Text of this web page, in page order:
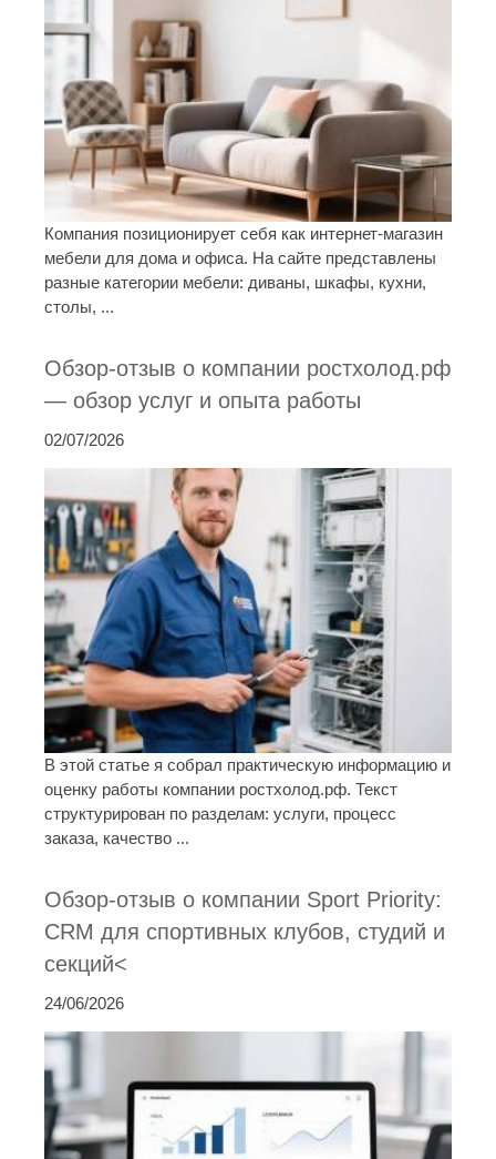
Компания позиционирует себя как интернет-магазин
мебели для дома и офиса. На сайте представлены
разные категории мебели: диваны, шкафы, кухни,
столы, ...
Обзор-отзыв о компании ростхолод.рф
— обзор услуг и опыта работы
02/07/2026
В этой статье я собрал практическую информацию и
оценку работы компании ростхолод.рф. Текст
структурирован по разделам: услуги, процесс
заказа, качество ...
Обзор-отзыв о компании Sport Priority:
CRM для спортивных клубов, студий и
секций<
24/06/2026